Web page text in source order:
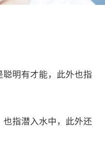
明有才能，此外也指
指潜入水中，此外还